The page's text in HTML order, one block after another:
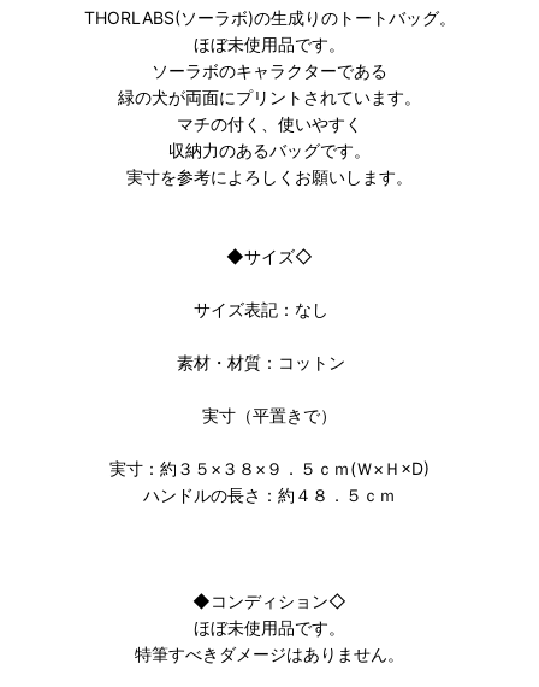
THORLABS(ソーラボ)の生成りのトートバッグ。
ほぼ未使用品です。
ソーラボのキャラクターである
緑の犬が両面にプリントされています。
マチの付く、使いやすく
収納力のあるバッグです。
実寸を参考によろしくお願いします。
◆サイズ◇
サイズ表記：なし
素材・材質：コットン
実寸（平置きで）
実寸：約３５×３８×９．５ｃｍ(Ｗ×Ｈ×D)
ハンドルの長さ：約４８．５ｃｍ
◆コンディション◇
ほぼ未使用品です。
特筆すべきダメージはありません。